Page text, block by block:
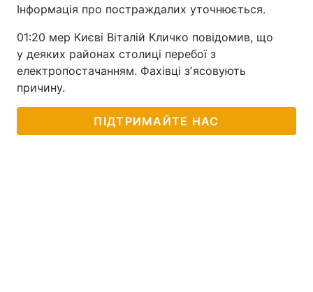
Інформація про постраждалих уточнюється.
01:20 мер Києві Віталій Кличко повідомив, що
у деяких районах столиці перебої з
електропостачанням. Фахівці зʼясовують
причину.
ПІДТРИМАЙТЕ НАС